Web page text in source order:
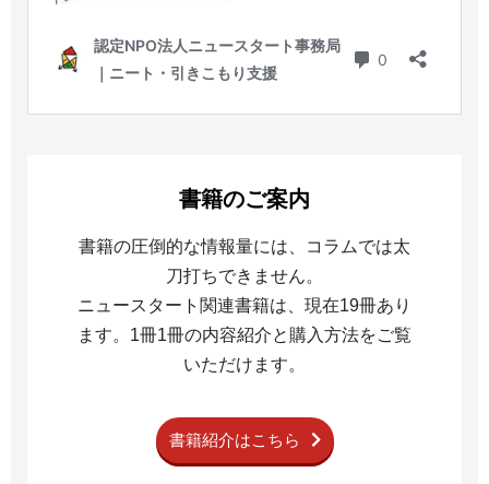
書籍のご案内
書籍の圧倒的な情報量には、コラムでは太
刀打ちできません。
ニュースタート関連書籍は、現在19冊あり
ます。1冊1冊の内容紹介と購入方法をご覧
いただけます。
書籍紹介はこちら